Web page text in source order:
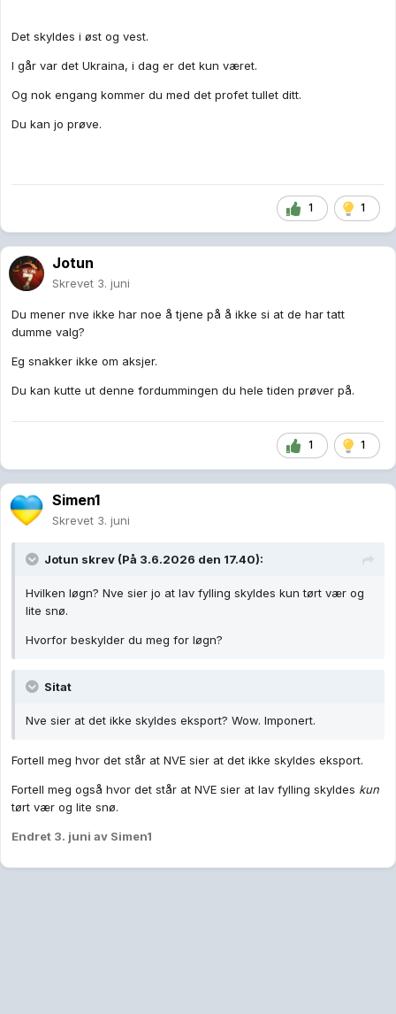
Det skyldes i øst og vest.
I går var det Ukraina, i dag er det kun været.
Og nok engang kommer du med det profet tullet ditt.
Du kan jo prøve.
1 1
Jotun
Skrevet 3. juni
Du mener nve ikke har noe å tjene på å ikke si at de har tatt
dumme valg?
Eg snakker ikke om aksjer.
Du kan kutte ut denne fordummingen du hele tiden prøver på.
1 1
Simen1
Skrevet 3. juni
Jotun skrev (På 3.6.2026 den 17.40):
Hvilken løgn? Nve sier jo at lav fylling skyldes kun tørt vær og
lite snø.
Hvorfor beskylder du meg for løgn?
Sitat
Nve sier at det ikke skyldes eksport? Wow. Imponert.
Fortell meg hvor det står at NVE sier at det ikke skyldes eksport.
Fortell meg også hvor det står at NVE sier at lav fylling skyldes kun
tørt vær og lite snø.
Endret 3. juni av Simen1